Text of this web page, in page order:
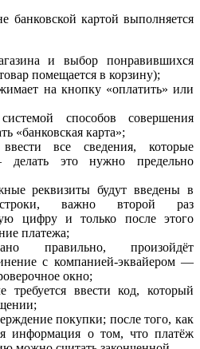
банковской картой выполняется
и выбор понравившихся
помещается в корзину);
на кнопку «оплатить» или
способов совершения
«банковская карта»;
все сведения, которые
делать это нужно предельно
реквизиты будут введены в
строки, важно второй раз
цифру и только после этого
платежа;
правильно, произойдёт
с компанией-эквайером —
окно;
требуется ввести код, который
покупки; после того, как
информация о том, что платёж